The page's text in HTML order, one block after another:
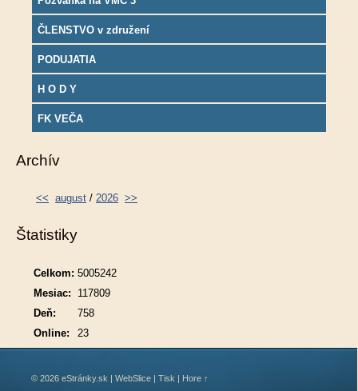
ČLENSTVO v združení
PODUJATIA
H O D Y
FK VEČA
Archív
<< august / 2026 >>
Štatistiky
Online: 23
Celkom: 5005242
Mesiac:
117809
Deň:
758
© 2026 eStránky.sk | WebSlice | Tisk | Hore ↑